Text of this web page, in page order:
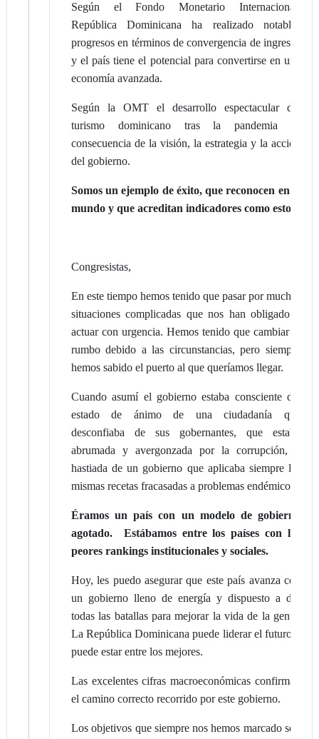
Según el Fondo Monetario Internacional,
República Dominicana ha realizado notables
progresos en términos de convergencia de ingresos
y el país tiene el potencial para convertirse en una
economía avanzada.
Según la OMT el desarrollo espectacular del
turismo dominicano tras la pandemia es
consecuencia de la visión, la estrategia y la acción
del gobierno.
Somos un ejemplo de éxito, que reconocen en el
mundo y que acreditan indicadores como estos.
Congresistas,
En este tiempo hemos tenido que pasar por muchas
situaciones complicadas que nos han obligado a
actuar con urgencia. Hemos tenido que cambiar el
rumbo debido a las circunstancias, pero siempre
hemos sabido el puerto al que queríamos llegar.
Cuando asumí el gobierno estaba consciente del
estado de ánimo de una ciudadanía que
desconfiaba de sus gobernantes, que estaba
abrumada y avergonzada por la corrupción, y
hastiada de un gobierno que aplicaba siempre las
mismas recetas fracasadas a problemas endémicos.
Éramos un país con un modelo de gobierno
agotado. Estábamos entre los países con los
peores rankings institucionales y sociales.
Hoy, les puedo asegurar que este país avanza con
un gobierno lleno de energía y dispuesto a dar
todas las batallas para mejorar la vida de la gente.
La República Dominicana puede liderar el futuro y
puede estar entre los mejores.
Las excelentes cifras macroeconómicas confirman
el camino correcto recorrido por este gobierno.
Los objetivos que siempre nos hemos marcado son